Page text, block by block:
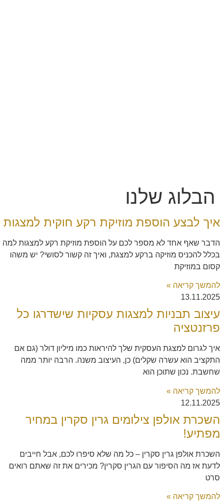
הבלוג שלנו
איך לבצע הוספת מוזיקת רקע חוקית למצגות
הדבר שאף אחד לא מספר לכם על הוספת מוזיקת רקע למצגות למה
בכלל להכניס מוזיקה ברקע למצגת, ואיך זה קשור לסושי? יש משהו
קסום במוזיקת
להמשך קריאה »
13.11.2025
עיצוב תבניות למצגות עסקיות שישדרגו כל
פרזנטציה
איך לגרום למצגת העסקית שלך להיראות כמו מיליון דולר (גם אם
התקציב הוא עשרה שקלים) כן, העיצוב משנה. הרבה יותר ממה
שחשבת. נכון שתוכן הוא
להמשך קריאה »
12.11.2025
השכרת אולפן צילומים גרין סקרין במחיר
מפתיע!
השכרת אולפן גרין סקרין – כל מה שלא סיפרו לכם, אבל חייבים
לדעת אז מה הסיפור עם הגרין סקרין? מכירים את זה שאתם רואים
סרט
להמשך קריאה »